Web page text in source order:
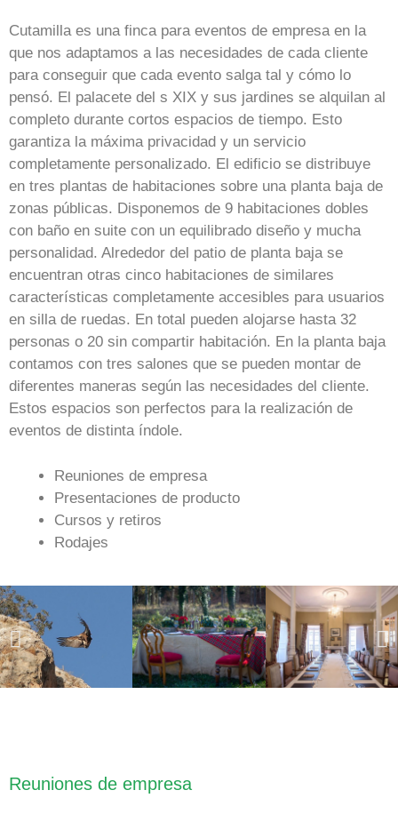
Cutamilla es una finca para eventos de empresa en la
que nos adaptamos a las necesidades de cada cliente
para conseguir que cada evento salga tal y cómo lo
pensó. El palacete del s XIX y sus jardines se alquilan al
completo durante cortos espacios de tiempo. Esto
garantiza la máxima privacidad y un servicio
completamente personalizado. El edificio se distribuye
en tres plantas de habitaciones sobre una planta baja de
zonas públicas. Disponemos de 9 habitaciones dobles
con baño en suite con un equilibrado diseño y mucha
personalidad. Alrededor del patio de planta baja se
encuentran otras cinco habitaciones de similares
características completamente accesibles para usuarios
en silla de ruedas. En total pueden alojarse hasta 32
personas o 20 sin compartir habitación. En la planta baja
contamos con tres salones que se pueden montar de
diferentes maneras según las necesidades del cliente.
Estos espacios son perfectos para la realización de
eventos de distinta índole.
Reuniones de empresa
Presentaciones de producto
Cursos y retiros
Rodajes
Reuniones de empresa